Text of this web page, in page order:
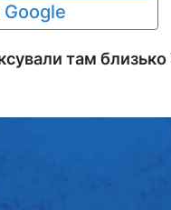
Google
там